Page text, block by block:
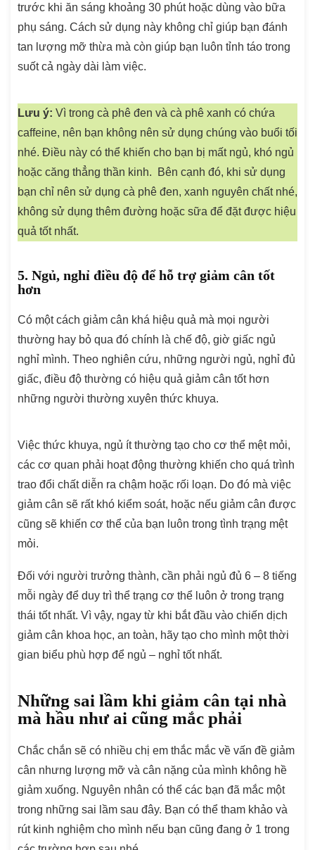
trước khi ăn sáng khoảng 30 phút hoặc dùng vào bữa
phụ sáng. Cách sử dụng này không chỉ giúp bạn đánh
tan lượng mỡ thừa mà còn giúp bạn luôn tỉnh táo trong
suốt cả ngày dài làm việc.
Lưu ý: Vì trong cà phê đen và cà phê xanh có chứa
caffeine, nên bạn không nên sử dụng chúng vào buổi tối
nhé. Điều này có thể khiến cho bạn bị mất ngủ, khó ngủ
hoặc căng thẳng thần kinh. Bên cạnh đó, khi sử dụng
bạn chỉ nên sử dụng cà phê đen, xanh nguyên chất nhé,
không sử dụng thêm đường hoặc sữa để đặt được hiệu
quả tốt nhất.
5. Ngủ, nghỉ điều độ để hỗ trợ giảm cân tốt
hơn
Có một cách giảm cân khá hiệu quả mà mọi người
thường hay bỏ qua đó chính là chế độ, giờ giấc ngủ
nghỉ mình. Theo nghiên cứu, những người ngủ, nghỉ đủ
giấc, điều độ thường có hiệu quả giảm cân tốt hơn
những người thường xuyên thức khuya.
Việc thức khuya, ngủ ít thường tạo cho cơ thể mệt mỏi,
các cơ quan phải hoạt động thường khiến cho quá trình
trao đổi chất diễn ra chậm hoặc rối loạn. Do đó mà việc
giảm cân sẽ rất khó kiểm soát, hoặc nếu giảm cân được
cũng sẽ khiến cơ thể của bạn luôn trong tình trạng mệt
mỏi.
Đối với người trưởng thành, cần phải ngủ đủ 6 – 8 tiếng
mỗi ngày để duy trì thể trạng cơ thể luôn ở trong trạng
thái tốt nhất. Vì vậy, ngay từ khi bắt đầu vào chiến dịch
giảm cân khoa học, an toàn, hãy tạo cho mình một thời
gian biểu phù hợp để ngủ – nghỉ tốt nhất.
Những sai lầm khi giảm cân tại nhà
mà hầu như ai cũng mắc phải
Chắc chắn sẽ có nhiều chị em thắc mắc về vấn đề giảm
cân nhưng lượng mỡ và cân nặng của mình không hề
giảm xuống. Nguyên nhân có thể các bạn đã mắc một
trong những sai lầm sau đây. Bạn có thể tham khảo và
rút kinh nghiệm cho mình nếu bạn cũng đang ở 1 trong